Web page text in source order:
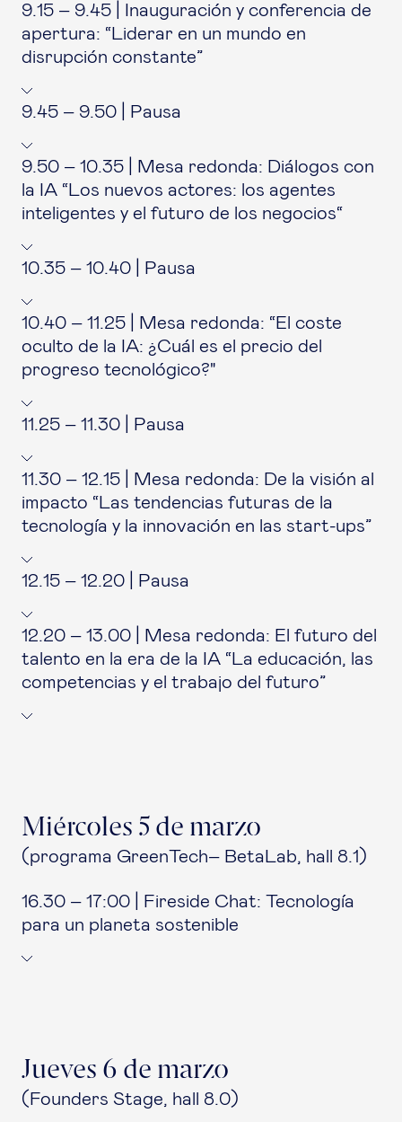
9.15 – 9.45 | Inauguración y conferencia de
apertura: “Liderar en un mundo en
disrupción constante”
9.45 – 9.50 | Pausa
9.50 – 10.35 | Mesa redonda: Diálogos con
la IA “Los nuevos actores: los agentes
inteligentes y el futuro de los negocios“
10.35 – 10.40 | Pausa
10.40 – 11.25 | Mesa redonda: “El coste
oculto de la IA: ¿Cuál es el precio del
progreso tecnológico?"
11.25 – 11.30 | Pausa
11.30 – 12.15 | Mesa redonda: De la visión al
impacto “Las tendencias futuras de la
tecnología y la innovación en las start-ups”
12.15 – 12.20 | Pausa
12.20 – 13.00 | Mesa redonda: El futuro del
talento en la era de la IA “La educación, las
competencias y el trabajo del futuro”
Miércoles 5 de marzo
(programa GreenTech– BetaLab, hall 8.1)
16.30 – 17:00 | Fireside Chat: Tecnología
para un planeta sostenible
Jueves 6 de marzo
(Founders Stage, hall 8.0)